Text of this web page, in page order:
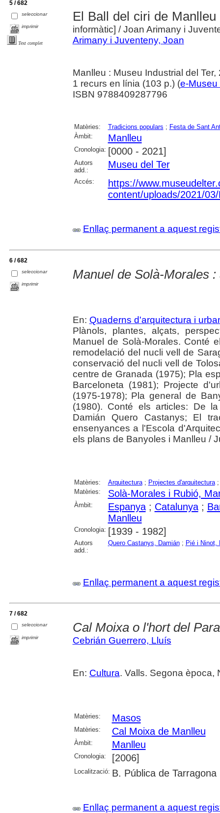
5 / 682
seleccionar
imprimir
Text complet
El Ball del ciri de
informàtic] / Joan Arimany i
Arimany i Juventeny, Joan
Manlleu : Museu Industrial del Ter,
1 recurs en línia (103 p.) (e-Museu
ISBN 9788409287796
Matèries: Tradicions populars ; Festa de Sant
Àmbit:
Manlleu
Cronologia: [0000 - 2021]
Autors
add.:
Museu del Ter
Accés:
https://
content/uploads/2021/
Enllaç permanent a aquest
6 / 682
seleccionar
imprimir
Manuel de Solà-Morales :
En: Quaderns d'arquitectura i
Plànols, plantes, alçats,
Manuel de Solà-Morales. Conté
remodelació del nucli vell de
conservació del nucli vell de
centre de Granada (1975); Pla
Barceloneta (1981); Projecte
(1975-1978); Pla general de
(1980). Conté els articles: De
Damián Quero Castanys; El
ensenyances a l'Escola
els plans de Banyoles i Manlleu /
Matèries: Arquitectura; Projectes d'arquitectura;
Matèries:
Solà-Morales i Rubió,
Àmbit: Espanya; Catalunya;
Manlleu
Cronologia: [1939 - 1982]
Autors
add.:
Quero Castanys, Damián; Pié i Ninot,
Enllaç permanent a aquest
7 / 682
seleccionar
imprimir
Cal Moixa o l'hort del
Cebrián Guerrero, Lluís
En: Cultura. Valls. Segona època,
Matèries: Masos
Matèries: Cal Moixa de Manlleu
Àmbit: Manlleu
Cronologia: [2006]
Localització: B. Pública de Tarragona
Enllaç permanent a aquest